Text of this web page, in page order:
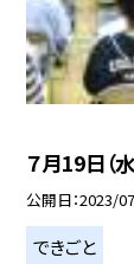
７月19日（
公開日 2023/
できごと